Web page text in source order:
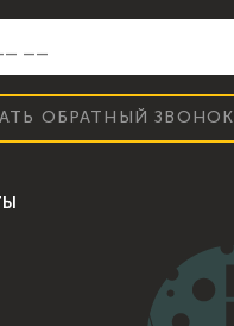
ОБРАТНЫЙ ЗВОНОК